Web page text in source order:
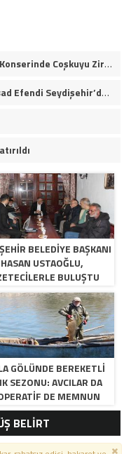
Seydişehir Musiki Derneği, 40. Yıl Bahar Konserinde Coşkuyu Zirveye Taşıdı (VİDEO HABER)
Tapu Kadastronun Kurucusu Mahmûd Esad Efendi Seydişehir’de Anıldı
BELEDIYE BAŞKANI
HASAN USTAOĞLU,
BULUŞTU
GÖLÜNDE BEREKETLI
SEZONU: AVCILAR DA
DE MEMNUN
BELİRT